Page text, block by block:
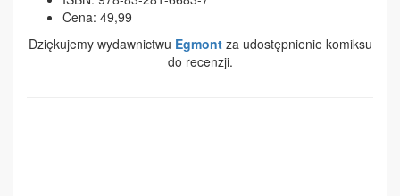
Cena: 49,99
Dziękujemy wydawnictwu Egmontza udostępnienie komiksu
do recenzji.